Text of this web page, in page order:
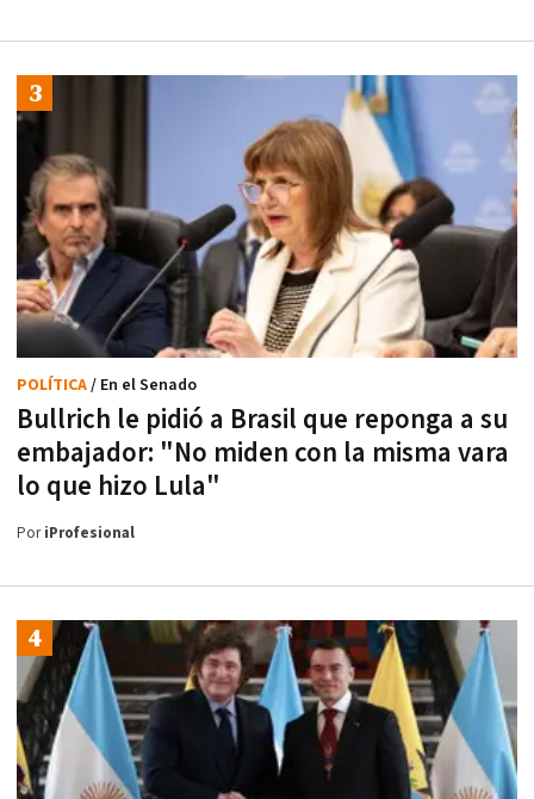
Bullrich le pidió a Brasil que reponga a su
embajador: "No miden con la misma vara
lo que hizo Lula"
POLÍTICA/ En el Senado
PoriProfesional